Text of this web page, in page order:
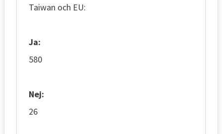
Taiwan och EU:
Ja:
580
Nej:
26